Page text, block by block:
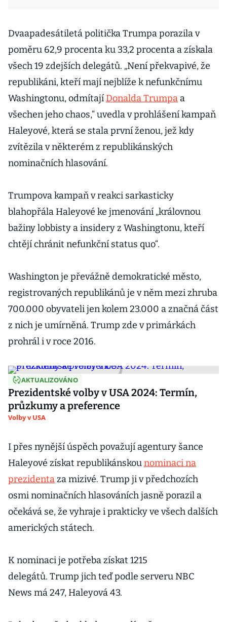
Dvaapadesátiletá politička Trumpa porazila v
poměru 62,9 procenta ku 33,2 procenta a získala
všech 19 zdejších delegátů. „Není překvapivé, že
republikáni, kteří mají nejblíže k nefunkčnímu
Washingtonu, odmítají Donalda Trumpa a
všechen jeho chaos,“ uvedla v prohlášení kampaň
Haleyové, která se stala první ženou, jež kdy
zvítězila v některém z republikánských
nominačních hlasování.
Trumpova kampaň v reakci sarkasticky
blahopřála Haleyové ke jmenování „královnou
bažiny lobbisty a insidery z Washingtonu, kteří
chtějí chránit nefunkční status quo“.
Washington je převážně demokratické město,
registrovaných republikánů je v něm mezi zhruba
700.000 obyvateli jen kolem 23.000 a značná část
z nich je umírněná. Trump zde v primárkách
prohrál i v roce 2016.
AKTUALIZOVÁNO
Prezidentské volby v USA 2024: Termín,
průzkumy a preference
Volby v USA
I přes nynější úspěch považují agentury šance
Haleyové získat republikánskounominaci na
prezidentaza mizivé. Trump ji v předchozích
osmi nominačních hlasováních jasně porazil a
očekává se, že vyhraje i prakticky ve všech dalších
amerických státech.
K nominaci je potřeba získat 1215
delegátů. Trump jich teď podle serveru NBC
News má 247, Haleyová 43.